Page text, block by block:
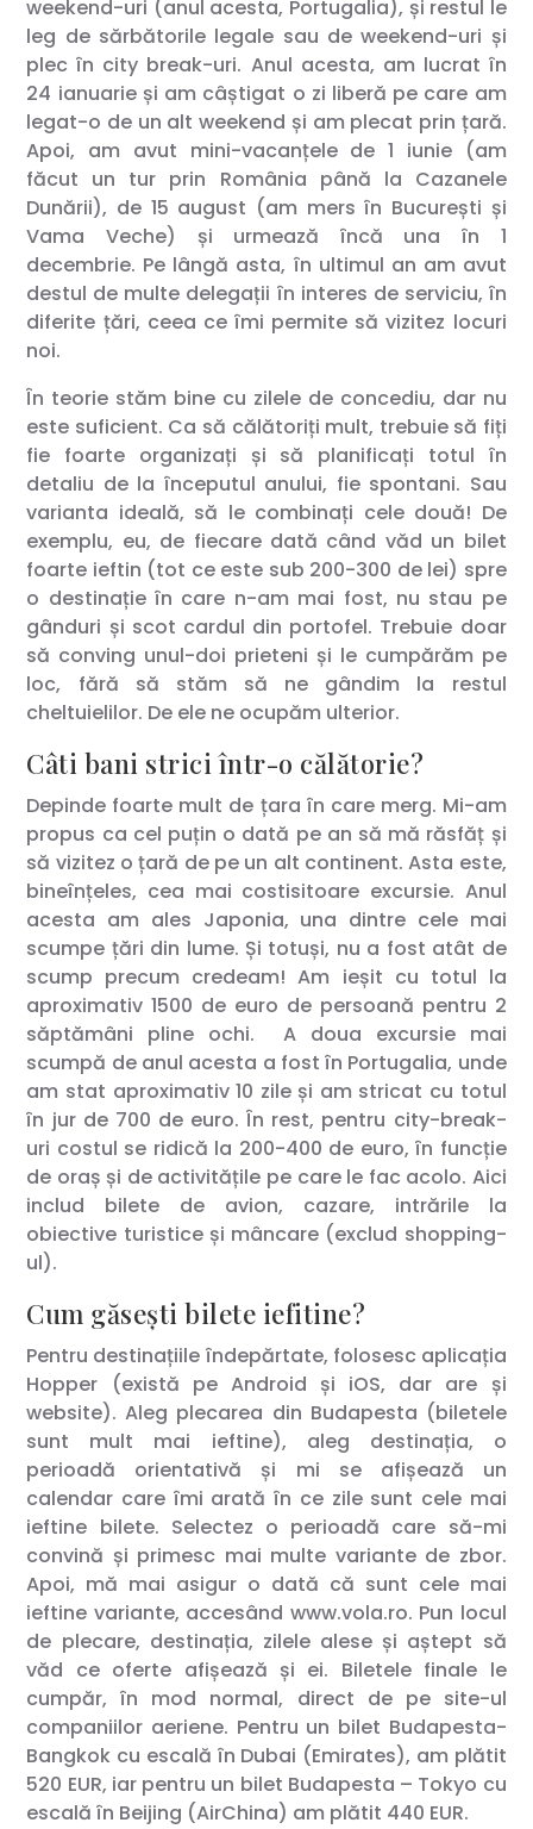
weekend-uri (anul acesta, Portugalia), și restul le
leg de sărbătorile legale sau de weekend-uri și
plec în city break-uri. Anul acesta, am lucrat în
24 ianuarie și am câștigat o zi liberă pe care am
legat-o de un alt weekend și am plecat prin țară.
Apoi, am avut mini-vacanțele de 1 iunie (am
făcut un tur prin România până la Cazanele
Dunării), de 15 august (am mers în București și
Vama Veche) și urmează încă una în 1
decembrie. Pe lângă asta, în ultimul an am avut
destul de multe delegații în interes de serviciu, în
diferite țări, ceea ce îmi permite să vizitez locuri
noi.
În teorie stăm bine cu zilele de concediu, dar nu
este suficient. Ca să călătoriți mult, trebuie să fiți
fie foarte organizați și să planificați totul în
detaliu de la începutul anului, fie spontani. Sau
varianta ideală, să le combinați cele două! De
exemplu, eu, de fiecare dată când văd un bilet
foarte ieftin (tot ce este sub 200-300 de lei) spre
o destinație în care n-am mai fost, nu stau pe
gânduri și scot cardul din portofel. Trebuie doar
să conving unul-doi prieteni și le cumpărăm pe
loc, fără să stăm să ne gândim la restul
cheltuielilor. De ele ne ocupăm ulterior.
Câti bani strici într-o călătorie?
Depinde foarte mult de țara în care merg. Mi-am
propus ca cel puțin o dată pe an să mă răsfăț și
să vizitez o țară de pe un alt continent. Asta este,
bineînțeles, cea mai costisitoare excursie. Anul
acesta am ales Japonia, una dintre cele mai
scumpe țări din lume. Și totuși, nu a fost atât de
scump precum credeam! Am ieșit cu totul la
aproximativ 1500 de euro de persoană pentru 2
săptămâni pline ochi. A doua excursie mai
scumpă de anul acesta a fost în Portugalia, unde
am stat aproximativ 10 zile și am stricat cu totul
în jur de 700 de euro. În rest, pentru city-break-
uri costul se ridică la 200-400 de euro, în funcție
de oraș și de activitățile pe care le fac acolo. Aici
includ bilete de avion, cazare, intrările la
obiective turistice și mâncare (exclud shopping-
ul).
Cum găsești bilete iefitine?
Pentru destinațiile îndepărtate, folosesc aplicația
Hopper (există pe Android și iOS, dar are și
website). Aleg plecarea din Budapesta (biletele
sunt mult mai ieftine), aleg destinația, o
perioadă orientativă și mi se afișează un
calendar care îmi arată în ce zile sunt cele mai
ieftine bilete. Selectez o perioadă care să-mi
convină și primesc mai multe variante de zbor.
Apoi, mă mai asigur o dată că sunt cele mai
ieftine variante, accesând www.vola.ro. Pun locul
de plecare, destinația, zilele alese și aștept să
văd ce oferte afișează și ei. Biletele finale le
cumpăr, în mod normal, direct de pe site-ul
companiilor aeriene. Pentru un bilet Budapesta-
Bangkok cu escală în Dubai (Emirates), am plătit
520 EUR, iar pentru un bilet Budapesta – Tokyo cu
escală în Beijing (AirChina) am plătit 440 EUR.